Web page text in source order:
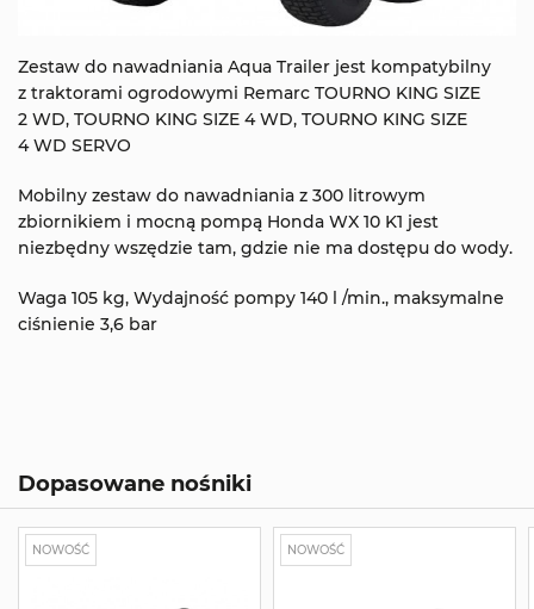
Zestaw do nawadniania Aqua Trailer jest kompatybilny
z traktorami ogrodowymi Remarc TOURNO KING SIZE
2 WD, TOURNO KING SIZE 4 WD, TOURNO KING SIZE
4 WD SERVO
Mobilny zestaw do nawadniania z 300 litrowym
zbiornikiem i mocną pompą Honda WX 10 K1 jest
niezbędny wszędzie tam, gdzie nie ma dostępu do wody.
Waga 105 kg, Wydajność pompy 140 l /min., maksymalne
ciśnienie 3,6 bar
Dopasowane nośniki
NOWOŚĆ NOWOŚĆ